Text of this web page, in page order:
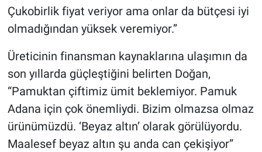
Çukobirlik fiyat veriyor ama onlar da bütçesi iyi
olmadığından yüksek veremiyor.”
Üreticinin finansman kaynaklarına ulaşımın da
son yıllarda güçleştiğini belirten Doğan,
“Pamuktan çiftimiz ümit beklemiyor. Pamuk
Adana için çok önemliydi. Bizim olmazsa olmaz
ürünümüzdü. ‘Beyaz altın’ olarak görülüyordu.
Maalesef beyaz altın şu anda can çekişiyor”